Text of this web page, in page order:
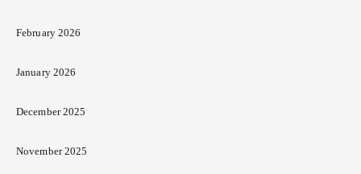
February 2026
January 2026
December 2025
November 2025